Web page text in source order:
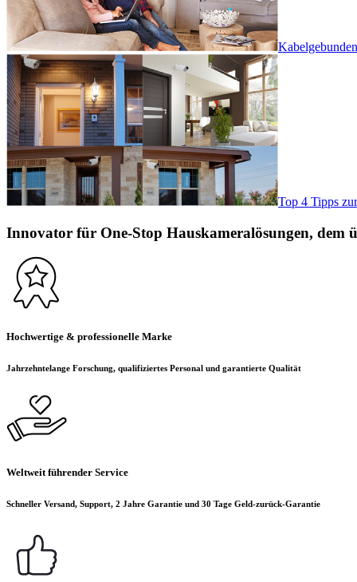
Top 4 Tipps
Innovator für One-Stop Hauskameralösungen, dem
Hochwertige & professionelle Marke
Jahrzehntelange Forschung, qualifiziertes Personal und garantierte Qualität
Weltweit führender Service
Schneller Versand, Support, 2 Jahre Garantie und 30 Tage Geld-zurück-Garantie